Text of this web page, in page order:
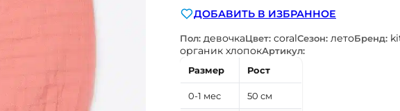
ДОБАВИТЬ В ИЗБРАННОЕ
Пол: девочкаЦвет: coralСезон: летоБренд:
органик хлопокАртикул:
Размер
Рост
0-1 мес 50 см